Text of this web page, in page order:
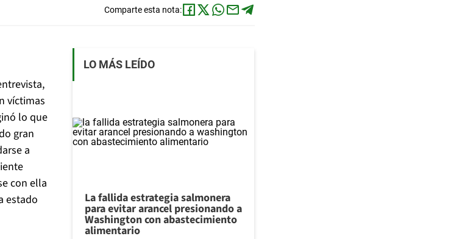
Comparte esta nota:
víctimas
lo que
gran
a
con ella
estado
LO MÁS LEÍDO
La fallida estrategia salmonera
para evitar arancel presionando a
Washington con abastecimiento
alimentario